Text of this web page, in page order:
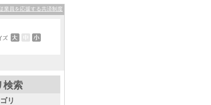
業員を応援する共済制度
検索
リ